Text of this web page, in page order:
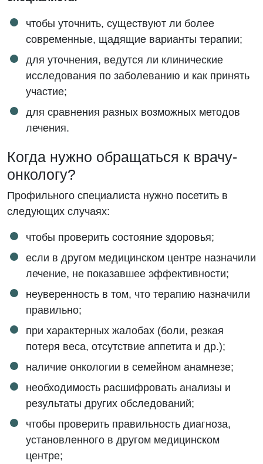
чтобы уточнить, существуют ли более
современные, щадящие варианты терапии;
для уточнения, ведутся ли клинические
исследования по заболеванию и как принять
участие;
для сравнения разных возможных методов
лечения.
Когда нужно обращаться к врачу-
онкологу?
Профильного специалиста нужно посетить в
следующих случаях:
чтобы проверить состояние здоровья;
если в другом медицинском центре назначили
лечение, не показавшее эффективности;
неуверенность в том, что терапию назначили
правильно;
при характерных жалобах (боли, резкая
потеря веса, отсутствие аппетита и др.);
наличие онкологии в семейном анамнезе;
необходимость расшифровать анализы и
результаты других обследований;
чтобы проверить правильность диагноза,
установленного в другом медицинском
центре;